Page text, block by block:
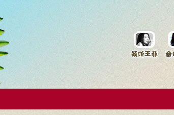
王菲资料档案